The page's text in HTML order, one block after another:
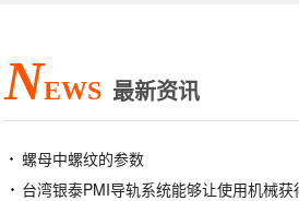
NEWS 最新资讯
螺母中螺纹的参数